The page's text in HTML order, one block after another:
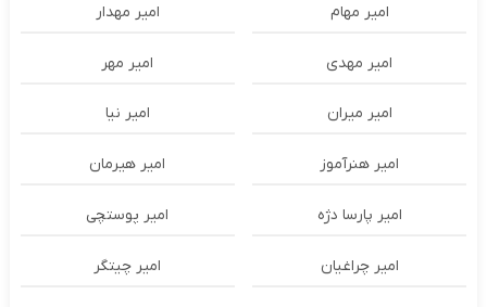
امیر مهام امیر مهدار
امیر مهدی امیر مهر
امیر میران امیر نیا
امیر هنرآموز امیر هیرمان
امیر پارسا دژه امیر پوستچی
امیر چراغیان امیر چیتگر